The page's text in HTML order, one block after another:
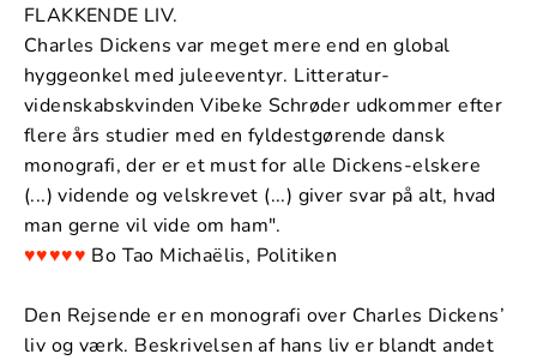
FLAKKENDE LIV.
Charles Dickens var meget mere end en global
hyggeonkel med juleeventyr. Litteratur-
videnskabskvinden Vibeke Schrøder udkommer efter
flere års studier med en fyldestgørende dansk
monografi, der er et must for alle Dickens-elskere
(...) vidende og velskrevet (...) giver svar på alt, hvad
man gerne vil vide om ham".
♥♥♥♥♥ Bo Tao Michaëlis, Politiken
Den Rejsende er en monografi over Charles Dickens’
liv og værk. Beskrivelsen af hans liv er blandt andet